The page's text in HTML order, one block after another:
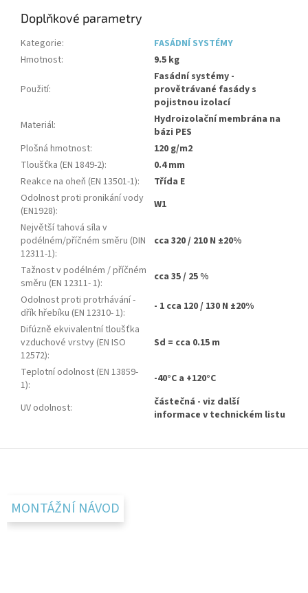
Doplňkové parametry
Kategorie:
FASÁDNÍ SYSTÉMY
Hmotnost: 9.5 kg
Použití:
Fasádní systémy -
provětrávané fasády s
pojistnou izolací
Materiál:
Hydroizolační membrána na
bázi PES
Plošná hmotnost:
120 g/m2
Tloušťka (EN 1849-2):
0.4 mm
Reakce na oheň (EN 13501-1):
Třída E
Odolnost proti pronikání vody
(EN1928):
W1
Největší tahová síla v
podélném/příčném směru (DIN
12311-1):
cca 320 / 210 N ±20%
Tažnost v podélném / příčném
směru (EN 12311- 1):
cca 35 / 25 %
Odolnost proti protrhávání -
dřík hřebíku (EN 12310- 1):
- 1 cca 120 / 130 N ±20%
Difúzně ekvivalentní tloušťka
vzduchové vrstvy (EN ISO
12572):
Sd = cca 0.15 m
Teplotní odolnost (EN 13859-
1): -40°C a +120°C
UV odolnost:
částečná - viz další
informace v technickém listu
MONTÁŽNÍ NÁVOD